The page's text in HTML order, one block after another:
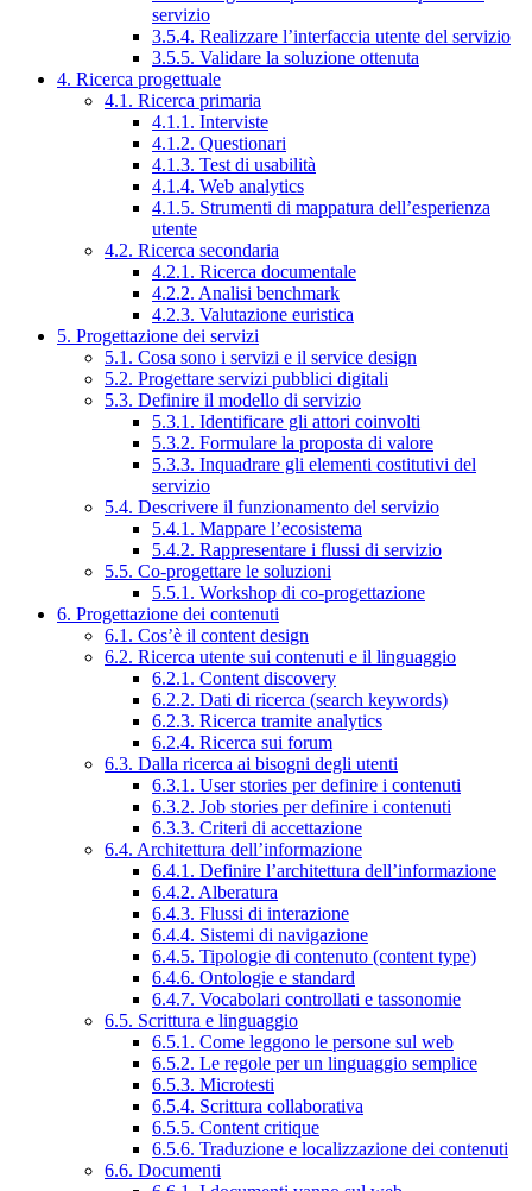
servizio
3.5.4. Realizzare l’interfaccia utente del servizio
3.5.5. Validare la soluzione ottenuta
4. Ricerca progettuale
4.1. Ricerca primaria
4.1.1. Interviste
4.1.2. Questionari
4.1.3. Test di usabilità
4.1.4. Web analytics
4.1.5. Strumenti di mappatura dell’esperienza
utente
4.2. Ricerca secondaria
4.2.1. Ricerca documentale
4.2.2. Analisi benchmark
4.2.3. Valutazione euristica
5. Progettazione dei servizi
5.1. Cosa sono i servizi e il service design
5.2. Progettare servizi pubblici digitali
5.3. Definire il modello di servizio
5.3.1. Identificare gli attori coinvolti
5.3.2. Formulare la proposta di valore
5.3.3. Inquadrare gli elementi costitutivi del
servizio
5.4. Descrivere il funzionamento del servizio
5.4.1. Mappare l’ecosistema
5.4.2. Rappresentare i flussi di servizio
5.5. Co-progettare le soluzioni
5.5.1. Workshop di co-progettazione
6. Progettazione dei contenuti
6.1. Cos’è il content design
6.2. Ricerca utente sui contenuti e il linguaggio
6.2.1. Content discovery
6.2.2. Dati di ricerca (search keywords)
6.2.3. Ricerca tramite analytics
6.2.4. Ricerca sui forum
6.3. Dalla ricerca ai bisogni degli utenti
6.3.1. User stories per definire i contenuti
6.3.2. Job stories per definire i contenuti
6.3.3. Criteri di accettazione
6.4. Architettura dell’informazione
6.4.1. Definire l’architettura dell’informazione
6.4.2. Alberatura
6.4.3. Flussi di interazione
6.4.4. Sistemi di navigazione
6.4.5. Tipologie di contenuto (content type)
6.4.6. Ontologie e standard
6.4.7. Vocabolari controllati e tassonomie
6.5. Scrittura e linguaggio
6.5.1. Come leggono le persone sul web
6.5.2. Le regole per un linguaggio semplice
6.5.3. Microtesti
6.5.4. Scrittura collaborativa
6.5.5. Content critique
6.5.6. Traduzione e localizzazione dei contenuti
6.6. Documenti